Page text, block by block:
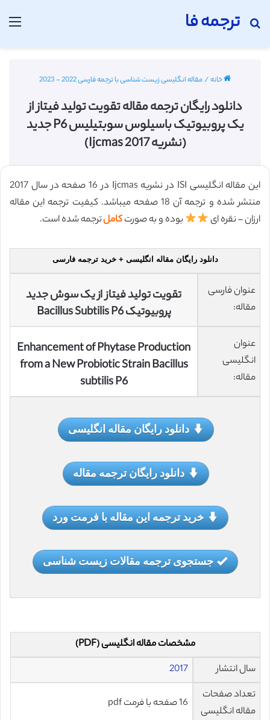
ترجمه فا
جستجو برای
خانه/مقاله انگلیسی زیست شناسی با ترجمه فارسی 2022 - 2023
دانلود رایگان ترجمه مقاله تقویت تولید فیتاز از
یک پروبیوتیک باسیلوس سوبتیلیس P6 جدید
(نشریه Ijcmas 2017)
این مقاله انگلیسی ISI در نشریه Ijcmas در 16 صفحه در سال 2017
منتشر شده و ترجمه آن 18 صفحه میباشد. کیفیت ترجمه این مقاله
ارزان – نقره ای
بوده و به صورتکاملترجمه شده است.
دانلود رایگان مقاله انگلیسی + خرید ترجمه فارسی
عنوان فارسی
مقاله:
تقویت تولید فیتاز از یک سوش جدید
پروبیوتیک Bacillus Subtilis P6
عنوان
انگلیسی
مقاله:
Enhancement of Phytase Production
from a New Probiotic Strain Bacillus
subtilis P6
دانلود رایگان مقاله انگلیسی
دانلود رایگان ترجمه مقاله
خرید ترجمه این مقاله با فرمت ورد
جستجوی ترجمه مقالات زیست شناسی
مشخصات مقاله انگلیسی (PDF)
سال انتشار
2017
تعداد صفحات
مقاله انگلیسی
16 صفحه با فرمت pdf